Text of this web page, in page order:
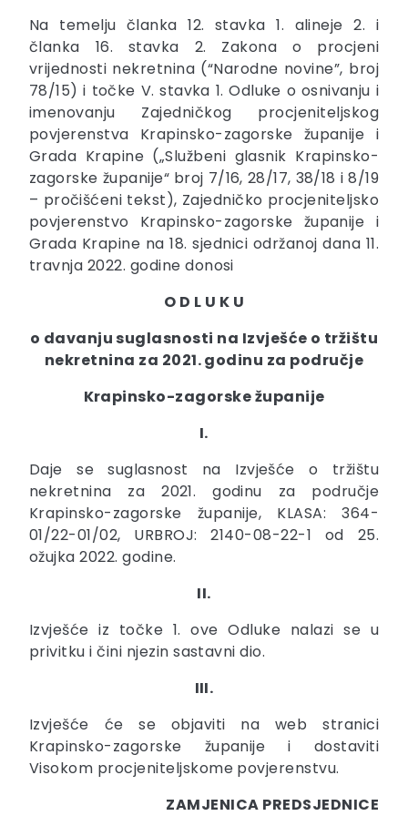
Na temelju članka 12. stavka 1. alineje 2. i
članka 16. stavka 2. Zakona o procjeni
vrijednosti nekretnina (“Narodne novine”, broj
78/15) i točke V. stavka 1. Odluke o osnivanju i
imenovanju Zajedničkog procjeniteljskog
povjerenstva Krapinsko-zagorske županije i
Grada Krapine („Službeni glasnik Krapinsko-
zagorske županije“ broj 7/16, 28/17, 38/18 i 8/19
– pročišćeni tekst), Zajedničko procjeniteljsko
povjerenstvo Krapinsko-zagorske županije i
Grada Krapine na 18. sjednici održanoj dana 11.
travnja 2022. godine donosi
O D L U K U
o davanju suglasnosti na Izvješće o tržištu
nekretnina za 2021. godinu za područje
Krapinsko-zagorske županije
I.
Daje se suglasnost na Izvješće o tržištu
nekretnina za 2021. godinu za područje
Krapinsko-zagorske županije, KLASA: 364-
01/22-01/02, URBROJ: 2140-08-22-1 od 25.
ožujka 2022. godine.
II.
Izvješće iz točke 1. ove Odluke nalazi se u
privitku i čini njezin sastavni dio.
III.
Izvješće će se objaviti na web stranici
Krapinsko-zagorske županije i dostaviti
Visokom procjeniteljskome povjerenstvu.
ZAMJENICA PREDSJEDNICE